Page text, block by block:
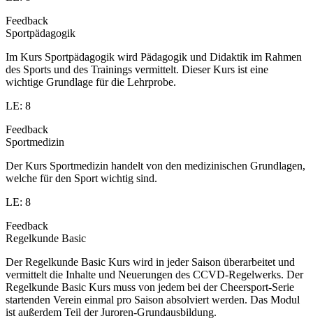
Feedback
Sportpädagogik
Im Kurs Sportpädagogik wird Pädagogik und Didaktik im Rahmen
des Sports und des Trainings vermittelt. Dieser Kurs ist eine
wichtige Grundlage für die Lehrprobe.
LE: 8
Feedback
Sportmedizin
Der Kurs Sportmedizin handelt von den medizinischen Grundlagen,
welche für den Sport wichtig sind.
LE: 8
Feedback
Regelkunde Basic
Der Regelkunde Basic Kurs wird in jeder Saison überarbeitet und
vermittelt die Inhalte und Neuerungen des CCVD-Regelwerks. Der
Regelkunde Basic Kurs muss von jedem bei der Cheersport-Serie
startenden Verein einmal pro Saison absolviert werden. Das Modul
ist außerdem Teil der Juroren-Grundausbildung.